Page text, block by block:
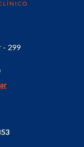
- 299